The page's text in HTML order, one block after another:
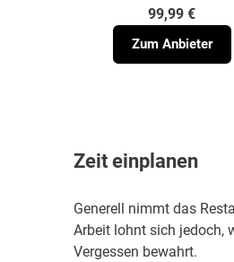
99,99 €
Zum Anbieter
Zeit einplanen
Generell nimmt das
Arbeit lohnt sich jedoch,
Vergessen bewahrt.